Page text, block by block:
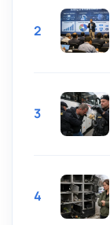
2
3
4